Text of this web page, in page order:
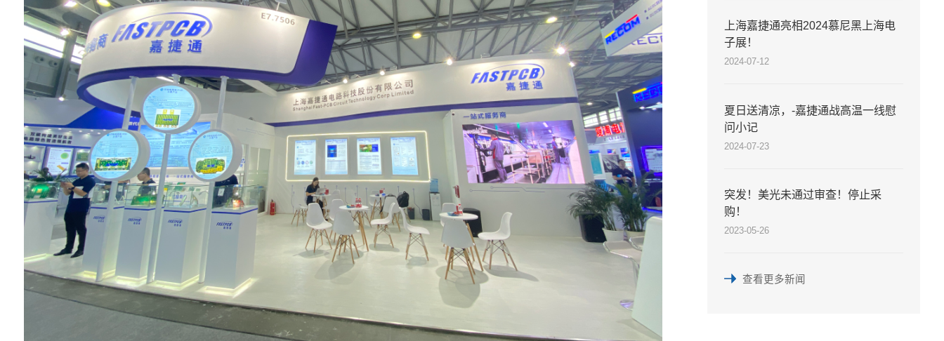
上海嘉捷通亮相2024慕尼黑上海电
子展！
2024-07-12
夏日送清凉，-嘉捷通战高温一线慰
问小记
2024-07-23
突发！美光未通过审查！停止采
购！
2023-05-26
查看更多新闻